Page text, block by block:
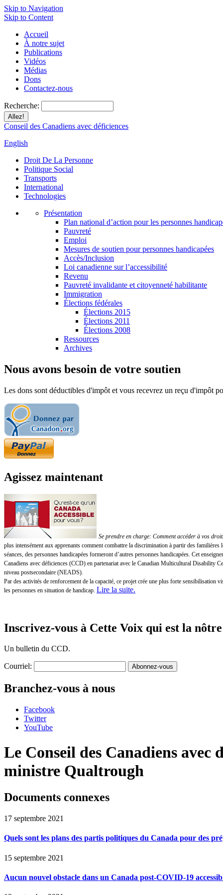
Skip to Navigation
Skip to Content
Accueil
À notre sujet
Publications
Vidéos
Médias
Dons
Contactez-nous
Recherche:
Conseil des Canadiens avec déficiences
English
Droit De La Personne
Politique Social
Transports
International
Technologies
Présentation
Plan national d’action pour les personnes
Pauvreté
Emploi
Mesures de soutien pour personnes handicapées
Accès/Inclusion
Loi canadienne sur l’accessibilité
Revenu
Pauvreté invalidante et citoyenneté habilitante
Immigration
Élections fédérales
Élections 2015
Élections 2011
Élections 2008
Ressources
Archives
Nous avons besoin de votre soutien
Les dons sont déductibles d'impôt et vous recevrez un reçu d'impôt
Agissez maintenant
Se prendre en charge: Comment accéder à vos
plus intensément aux apprenants comment combattre la discrimination à partir des
séances, des personnes handicapées formeront d’autres personnes handicapées. Cet
Canadiens avec déficiences (CCD) en partenariat avec le Canadian Multicultural
niveau postsecondaire (NEADS).
Par des activités de renforcement de la capacité, ce projet crée une plus forte
les personnes en situation de handicap. Lire la suite.
Inscrivez-vous à Cette Voix qui est la nôtre
Un bulletin du CCD.
Courriel:
Branchez-vous à nous
Facebook
Twitter
YouTube
Le Conseil des Canadiens
ministre Qualtrough
Documents connexes
17 septembre 2021
Quels sont les plans des partis politiques du Canada pour des
15 septembre 2021
Aucun nouvel obstacle dans un Canada post-COVID-19